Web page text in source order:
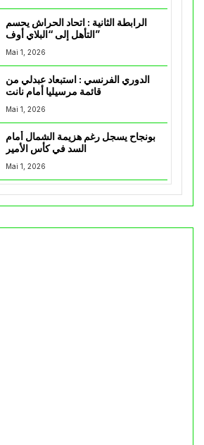
الرابطة الثانية : اتحاد الحراش يحسم
التأهل إلى “البلاي أوف”
Mai 1, 2026
الدوري الفرنسي : استبعاد عبدلي من
قائمة مرسيليا أمام نانت
Mai 1, 2026
بونجاح يسجل رغم هزيمة الشمال أمام
السد في كأس الأمير
Mai 1, 2026